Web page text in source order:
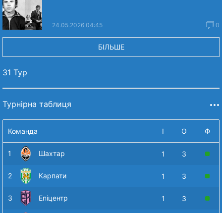
24.05.2026 04:45 0
БІЛЬШЕ
31 Тур
Турнірна таблиця
Команда І О Ф
1 Шахтар 1 3
2 Карпати 1 3
3 Епіцентр 1 3